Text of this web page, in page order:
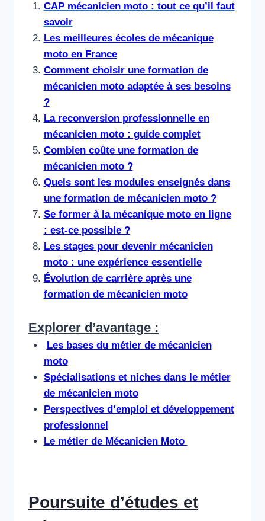
CAP mécanicien moto : tout ce qu’il faut
savoir
Les meilleures écoles de mécanique
moto en France
Comment choisir une formation de
mécanicien moto adaptée à ses besoins
?
La reconversion professionnelle en
mécanicien moto : guide complet
Combien coûte une formation de
mécanicien moto ?
Quels sont les modules enseignés dans
une formation de mécanicien moto ?
Se former à la mécanique moto en ligne
: est-ce possible ?
Les stages pour devenir mécanicien
moto : une expérience essentielle
Évolution de carrière après une
formation de mécanicien moto
Explorer d’avantage :
Les bases du métier de mécanicien
moto
Spécialisations et niches dans le métier
de mécanicien moto
Perspectives d’emploi et développement
professionnel
Le métier de Mécanicien Moto
Poursuite d’études et